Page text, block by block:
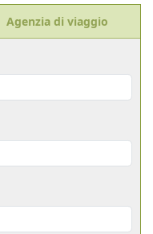
Agenzia di viaggio